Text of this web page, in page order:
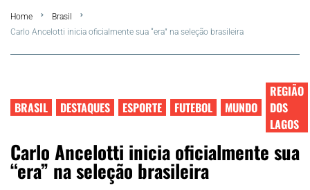
Summer
Região dos Lagos
Colunistas
Home
Brasil
Carlo Ancelotti inicia oficialmente sua “era” na seleção brasileira
BRASIL DESTAQUES ESPORTE FUTEBOL MUNDO
REGIÃO
DOS
LAGOS
Carlo Ancelotti inicia oficialmente sua
“era” na seleção brasileira